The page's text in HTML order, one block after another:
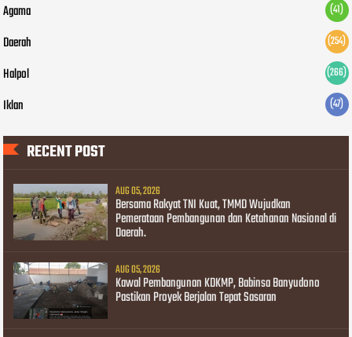
Agama (41)
Daerah (254)
Halpol (266)
Iklan (47)
RECENT POST
AUG 05, 2026
Bersama Rakyat TNI Kuat, TMMD Wujudkan
Pemerataan Pembangunan dan Ketahanan Nasional di
Daerah.
AUG 05, 2026
Kawal Pembangunan KDKMP, Babinsa Banyudono
Pastikan Proyek Berjalan Tepat Sasaran